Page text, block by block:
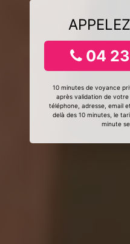
04
10 minutes de voyance
après validation de
téléphone, adresse, email
delà des 10 minutes, le
minute